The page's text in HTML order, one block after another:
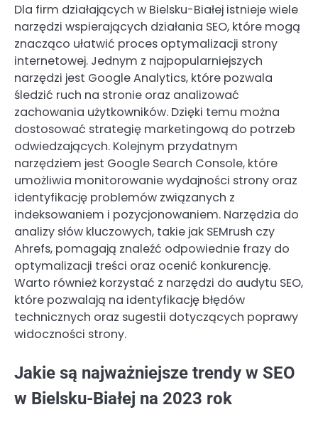
Dla firm działających w Bielsku-Białej istnieje wiele
narzędzi wspierających działania SEO, które mogą
znacząco ułatwić proces optymalizacji strony
internetowej. Jednym z najpopularniejszych
narzędzi jest Google Analytics, które pozwala
śledzić ruch na stronie oraz analizować
zachowania użytkowników. Dzięki temu można
dostosować strategię marketingową do potrzeb
odwiedzających. Kolejnym przydatnym
narzędziem jest Google Search Console, które
umożliwia monitorowanie wydajności strony oraz
identyfikację problemów związanych z
indeksowaniem i pozycjonowaniem. Narzędzia do
analizy słów kluczowych, takie jak SEMrush czy
Ahrefs, pomagają znaleźć odpowiednie frazy do
optymalizacji treści oraz ocenić konkurencję.
Warto również korzystać z narzędzi do audytu SEO,
które pozwalają na identyfikację błędów
technicznych oraz sugestii dotyczących poprawy
widoczności strony.
Jakie są najważniejsze trendy w SEO
w Bielsku-Białej na 2023 rok